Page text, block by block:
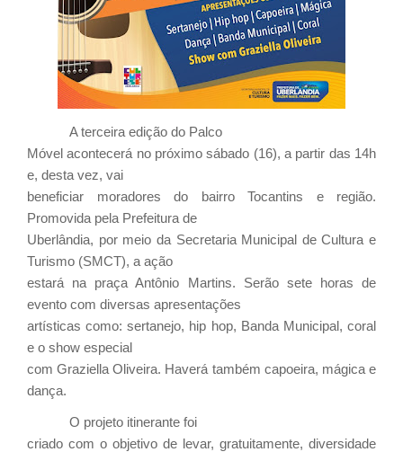
A terceira edição do Palco
Móvel acontecerá no próximo sábado (16), a partir das 14h
e, desta vez, vai
beneficiar moradores do bairro Tocantins e região.
Promovida pela Prefeitura de
Uberlândia, por meio da Secretaria Municipal de Cultura e
Turismo (SMCT), a ação
estará na praça Antônio Martins. Serão sete horas de
evento com diversas apresentações
artísticas como: sertanejo, hip hop, Banda Municipal, coral
e o show especial
com Graziella Oliveira. Haverá também capoeira, mágica e
dança.
O projeto itinerante foi
criado com o objetivo de levar, gratuitamente, diversidade